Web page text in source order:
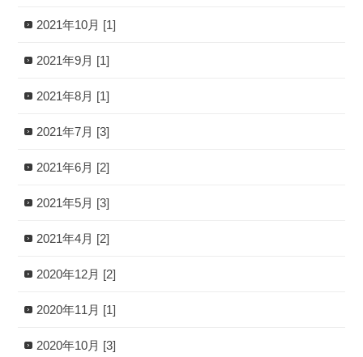
2021年10月 [1]
2021年9月 [1]
2021年8月 [1]
2021年7月 [3]
2021年6月 [2]
2021年5月 [3]
2021年4月 [2]
2020年12月 [2]
2020年11月 [1]
2020年10月 [3]